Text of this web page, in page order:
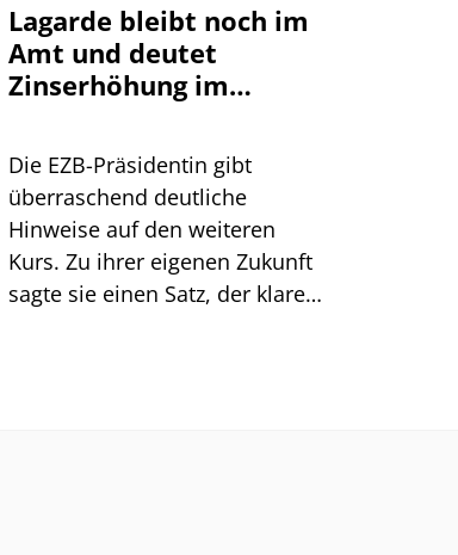
Lagarde bleibt noch im
Amt und deutet
Zinserhöhung im
Die EZB-Präsidentin gibt
überraschend deutliche
Hinweise auf den weiteren
Kurs. Zu ihrer eigenen Zukunft
sagte sie einen Satz, der klarer